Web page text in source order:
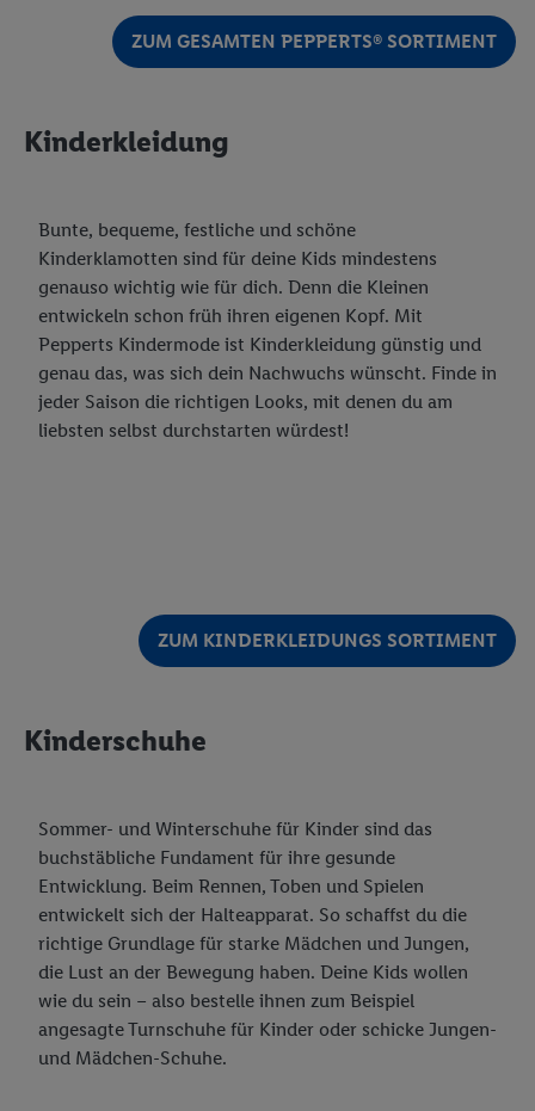
ZUM GESAMTEN PEPPERTS® SORTIMENT
Kinderkleidung
Bunte, bequeme, festliche und schöne
Kinderklamotten sind für deine Kids mindestens
genauso wichtig wie für dich. Denn die Kleinen
entwickeln schon früh ihren eigenen Kopf. Mit
Pepperts Kindermode ist Kinderkleidung günstig und
genau das, was sich dein Nachwuchs wünscht. Finde in
jeder Saison die richtigen Looks, mit denen du am
liebsten selbst durchstarten würdest!
ZUM KINDERKLEIDUNGS SORTIMENT
Kinderschuhe
Sommer- und Winterschuhe für Kinder sind das
buchstäbliche Fundament für ihre gesunde
Entwicklung. Beim Rennen, Toben und Spielen
entwickelt sich der Halteapparat. So schaffst du die
richtige Grundlage für starke Mädchen und Jungen,
die Lust an der Bewegung haben. Deine Kids wollen
wie du sein – also bestelle ihnen zum Beispiel
angesagte Turnschuhe für Kinder oder schicke Jungen-
und Mädchen-Schuhe.